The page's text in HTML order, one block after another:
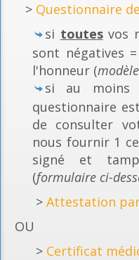
> Questionnaire
si toutesvos
sont négatives
l'honneur (
si au moins
questionnaire
de consulter
nous fournir 1
signé et
(formulaire ci-
> Attestation
OU
> Certificat